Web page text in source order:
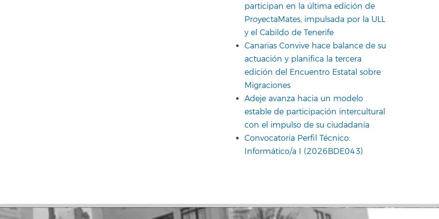
participan en la última edición de
ProyectaMates, impulsada por la ULL
y el Cabildo de Tenerife
Canarias Convive hace balance de su
actuación y planifica la tercera
edición del Encuentro Estatal sobre
Migraciones
Adeje avanza hacia un modelo
estable de participación intercultural
con el impulso de su ciudadanía
Convocatoria Perfil Técnico:
Informático/a I (2026BDE043)